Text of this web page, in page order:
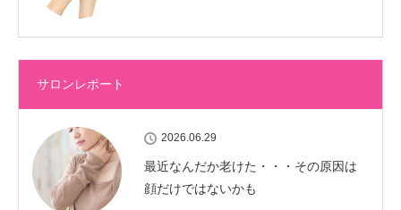
サロンレポート
2026.06.29
最近なんだか老けた・・・その原因は
顔だけではないかも